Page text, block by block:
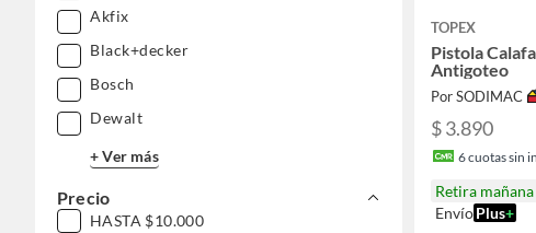
Akfix
Black+decker
Bosch
Dewalt
+ Ver más
Precio
HASTA $10.000
TOPEX
Pistola
Antigoteo
Por SODIMAC
$ 3.890
6cuotas sin
Retira mañana
EnvíoPlus+